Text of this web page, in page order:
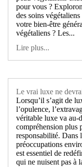
pour vous ?
des soins
votre bien-être
végétaliens ? Les...
Lire plus...
Le vrai luxe ne
Lorsqu’il s’agit de
l’opulence,
véritable luxe va au-
compréhension plus
responsabilité. Dans
préoccupations
est essentiel de
qui ne nuisent pas à